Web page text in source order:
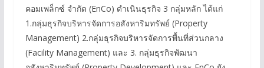
คอมเพล็กซ์ จำกัด (EnCo) ดำเนินธุรกิจ 3 กลุ่มหลัก ได้แก่
1.กลุ่มธุรกิจบริหารจัดการอสังหาริมทรัพย์ (Property
Management) 2.กลุ่มธุรกิจบริหารจัดการพื้นที่ส่วนกลาง
(Facility Management) และ 3. กลุ่มธุรกิจพัฒนา